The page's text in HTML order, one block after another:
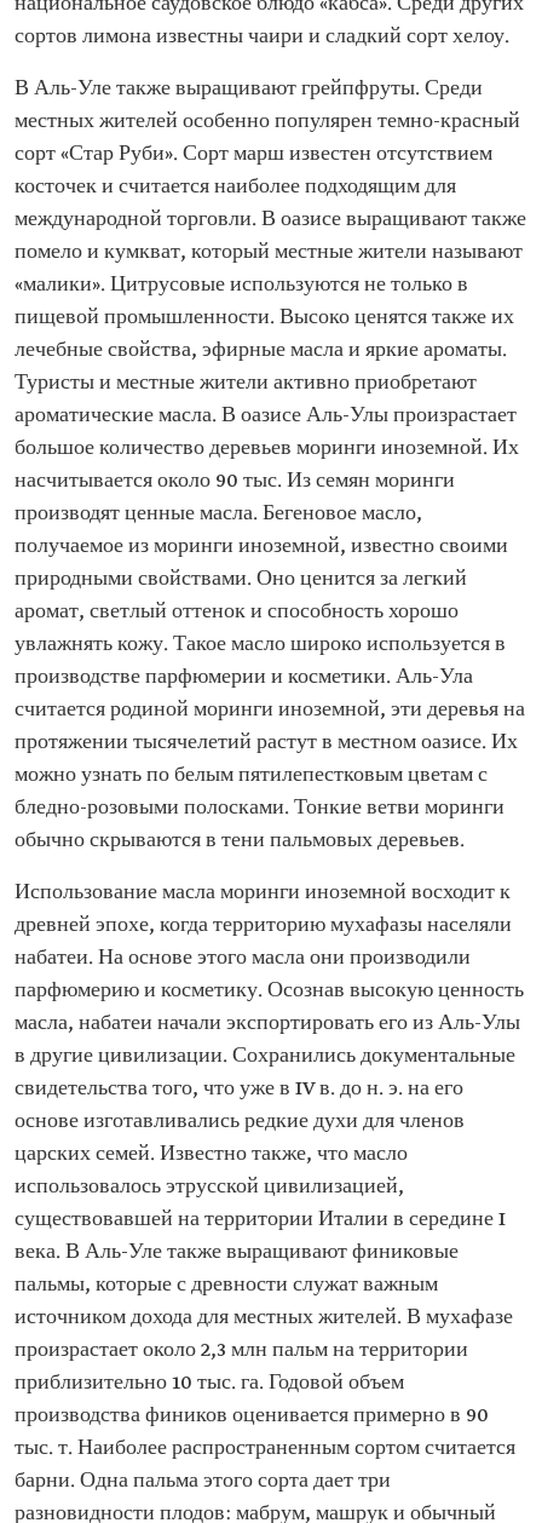
сортов лимона известны чаири и сладкий сорт хелоу.
В Аль-Уле также выращивают грейпфруты. Среди
местных жителей особенно популярен темно-красный
сорт «Стар Руби». Сорт марш известен отсутствием
косточек и считается наиболее подходящим для
международной торговли. В оазисе выращивают также
помело и кумкват, который местные жители называют
«малики». Цитрусовые используются не только в
пищевой промышленности. Высоко ценятся также их
лечебные свойства, эфирные масла и яркие ароматы.
Туристы и местные жители активно приобретают
ароматические масла. В оазисе Аль-Улы произрастает
большое количество деревьев моринги иноземной. Их
насчитывается около 90 тыс. Из семян моринги
производят ценные масла. Бегеновое масло,
получаемое из моринги иноземной, известно своими
природными свойствами. Оно ценится за легкий
аромат, светлый оттенок и способность хорошо
увлажнять кожу. Такое масло широко используется в
производстве парфюмерии и косметики. Аль-Ула
считается родиной моринги иноземной, эти деревья на
протяжении тысячелетий растут в местном оазисе. Их
можно узнать по белым пятилепестковым цветам с
бледно-розовыми полосками. Тонкие ветви моринги
обычно скрываются в тени пальмовых деревьев.
Использование масла моринги иноземной восходит к
древней эпохе, когда территорию мухафазы населяли
набатеи. На основе этого масла они производили
парфюмерию и косметику. Осознав высокую ценность
масла, набатеи начали экспортировать его из Аль-Улы
в другие цивилизации. Сохранились документальные
свидетельства того, что уже в IV в. до н. э. на его
основе изготавливались редкие духи для членов
царских семей. Известно также, что масло
использовалось этрусской цивилизацией,
существовавшей на территории Италии в середине I
века. В Аль-Уле также выращивают финиковые
пальмы, которые с древности служат важным
источником дохода для местных жителей. В мухафазе
произрастает около 2,3 млн пальм на территории
приблизительно 10 тыс. га. Годовой объем
производства фиников оценивается примерно в 90
тыс. т. Наиболее распространенным сортом считается
барни. Одна пальма этого сорта дает три
разновидности плодов: мабрум, машрук и обычный